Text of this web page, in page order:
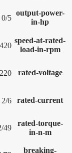
output-power-
in-hp
0/5 اسب بخار
speed-at-rated-
load-in-rpm
1420
rated-voltage 220 ولت
rated-current 2/6 آمپر
rated-torque-
in-n-m
49
breaking-